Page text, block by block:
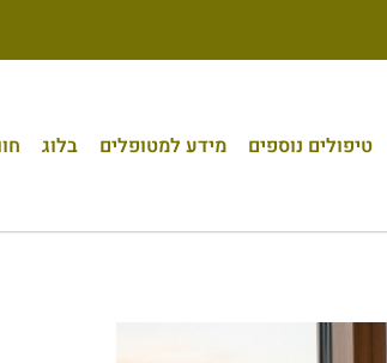
טיפולים נוספים מידע למטופלים בלוג